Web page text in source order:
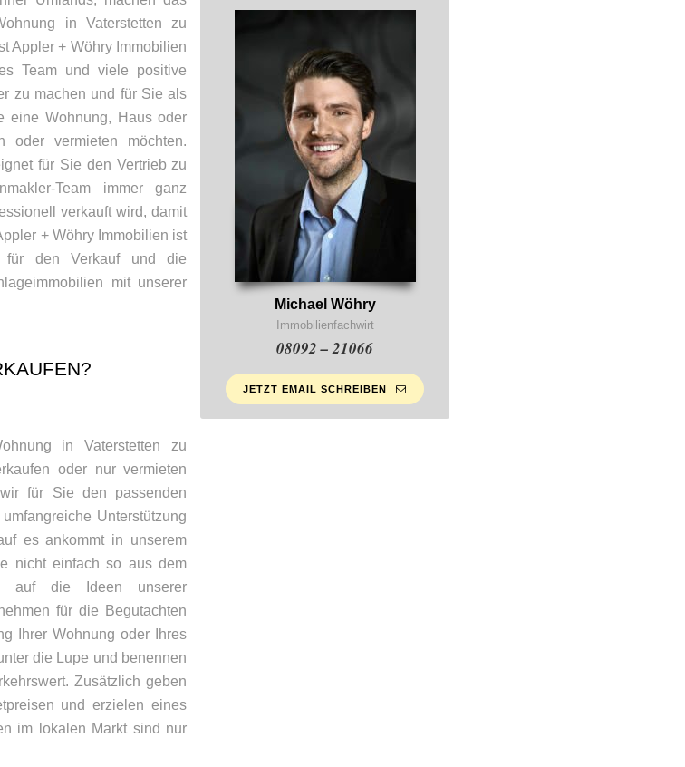
in Vaterstetten zu
Appler + Wöhry Immobilien
Team und viele positive
zu machen und für Sie als
eine Wohnung, Haus oder
oder vermieten möchten.
für Sie den Vertrieb zu
Team immer ganz
verkauft wird, damit
+ Wöhry Immobilien ist
für den Verkauf und die
mit unserer
in Vaterstetten zu
oder nur vermieten
für Sie den passenden
Unterstützung
es ankommt in unserem
nicht einfach so aus dem
auf die Ideen unserer
für die Begutachten
Ihrer Wohnung oder Ihres
die Lupe und benennen
Zusätzlich geben
und erzielen eines
im lokalen Markt sind nur
Michael Wöhry
Immobilienfachwirt
08092 – 21066
JETZT EMAIL SCHREIBEN